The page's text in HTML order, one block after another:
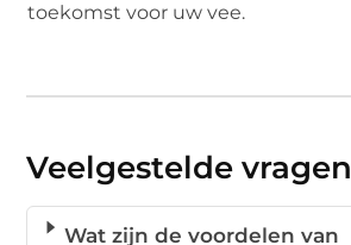
toekomst voor uw vee.
Veelgestelde vragen
Wat zijn de voordelen van